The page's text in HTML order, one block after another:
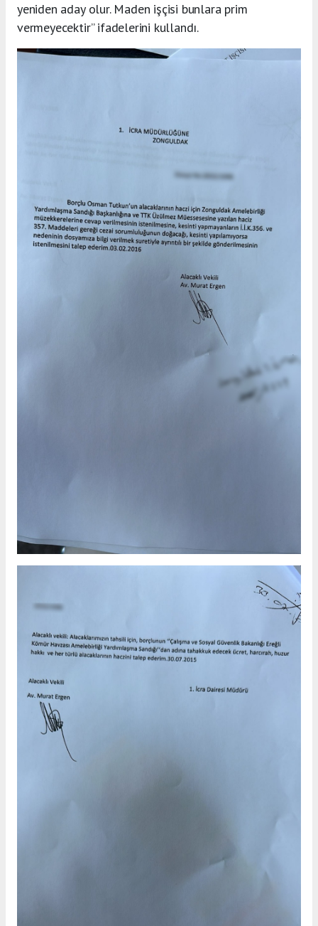
yeniden aday olur. Maden işçisi bunlara prim
vermeyecektir” ifadelerini kullandı.